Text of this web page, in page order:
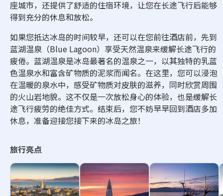
座城市，还提供了舒适的住宿环境，让您在长途飞行后能够
得到充分的休息和放松。
如果您抵达冰岛的时间较早，还可以在您前往酒店前，先到
蓝湖温泉（Blue Lagoon）享受天然温泉来缓解长途飞行的
疲倦。蓝湖温泉是冰岛最著名的温泉之一，以其独特的乳蓝
色温泉水和富含矿物质的泥浆而闻名。在这里，您可以浸泡
在温暖的泉水中，感受矿物质对皮肤的滋养，同时欣赏周围
的火山岩地貌。这不仅是一次放松身心的体验，也是缓解长
途飞行疲劳的绝佳方式。结束后，您不妨早早回到酒店多加
休息，准备迎接您接下来的冰岛之旅！
旅行亮点